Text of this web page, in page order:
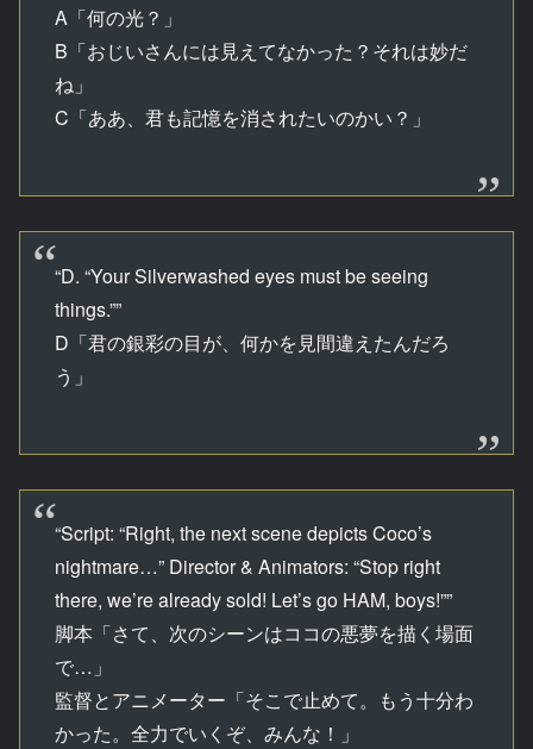
A「何の光？」
B「おじいさんには見えてなかった？それは妙だ
ね」
C「ああ、君も記憶を消されたいのかい？」
“D. “Your Silverwashed eyes must be seeing
things.””
D「君の銀彩の目が、何かを見間違えたんだろ
う」
“Script: “Right, the next scene depicts Coco’s
nightmare…” Director & Animators: “Stop right
there, we’re already sold! Let’s go HAM, boys!””
脚本「さて、次のシーンはココの悪夢を描く場面
で…」
監督とアニメーター「そこで止めて。もう十分わ
かった。全力でいくぞ、みんな！」